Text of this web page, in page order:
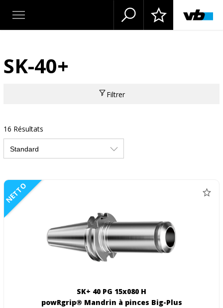
SK-40+
Filtrer
16 Résultats
NETTO
SK+ 40 PG 15x080 H
powRgrip® Mandrin à pinces Big-Plus